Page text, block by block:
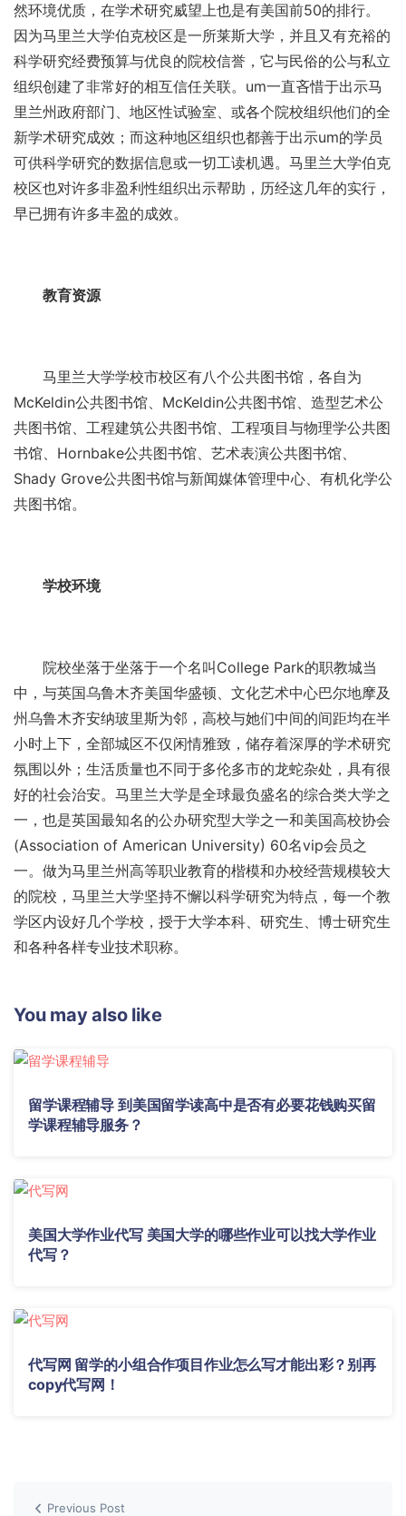
然环境优质，在学术研究威望上也是有美国前50的排行。
因为马里兰大学伯克校区是一所莱斯大学，并且又有充裕的
科学研究经费预算与优良的院校信誉，它与民俗的公与私立
组织创建了非常好的相互信任关联。um一直吝惜于出示马
里兰州政府部门、地区性试验室、或各个院校组织他们的全
新学术研究成效；而这种地区组织也都善于出示um的学员
可供科学研究的数据信息或一切工读机遇。马里兰大学伯克
校区也对许多非盈利性组织出示帮助，历经这几年的实行，
早已拥有许多丰盈的成效。
教育资源
马里兰大学学校市校区有八个公共图书馆，各自为
McKeldin公共图书馆、McKeldin公共图书馆、造型艺术公
共图书馆、工程建筑公共图书馆、工程项目与物理学公共图
书馆、Hornbake公共图书馆、艺术表演公共图书馆、
Shady Grove公共图书馆与新闻媒体管理中心、有机化学公
共图书馆。
学校环境
院校坐落于坐落于一个名叫College Park的职教城当
中，与英国乌鲁木齐美国华盛顿、文化艺术中心巴尔地摩及
州乌鲁木齐安纳玻里斯为邻，高校与她们中间的间距均在半
小时上下，全部城区不仅闲情雅致，储存着深厚的学术研究
氛围以外；生活质量也不同于多伦多市的龙蛇杂处，具有很
好的社会治安。马里兰大学是全球最负盛名的综合类大学之
一，也是英国最知名的公办研究型大学之一和美国高校协会
(Association of American University) 60名vip会员之
一。做为马里兰州高等职业教育的楷模和办校经营规模较大
的院校，马里兰大学坚持不懈以科学研究为特点，每一个教
学区内设好几个学校，授于大学本科、研究生、博士研究生
和各种各样专业技术职称。
You may also like
留学课程辅导 到美国留学读高中是否有必要花钱购买留
学课程辅导服务？
美国大学作业代写 美国大学的哪些作业可以找大学作业
代写？
代写网 留学的小组合作项目作业怎么写才能出彩？别再
copy代写网！
Previous Post